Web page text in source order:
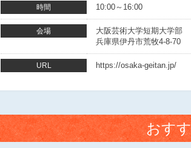
時間 10:00～16:00
会場
大阪芸術大学短期大学部
兵庫県伊丹市荒牧4-8-70
URL https://osaka-geitan.jp/
おす